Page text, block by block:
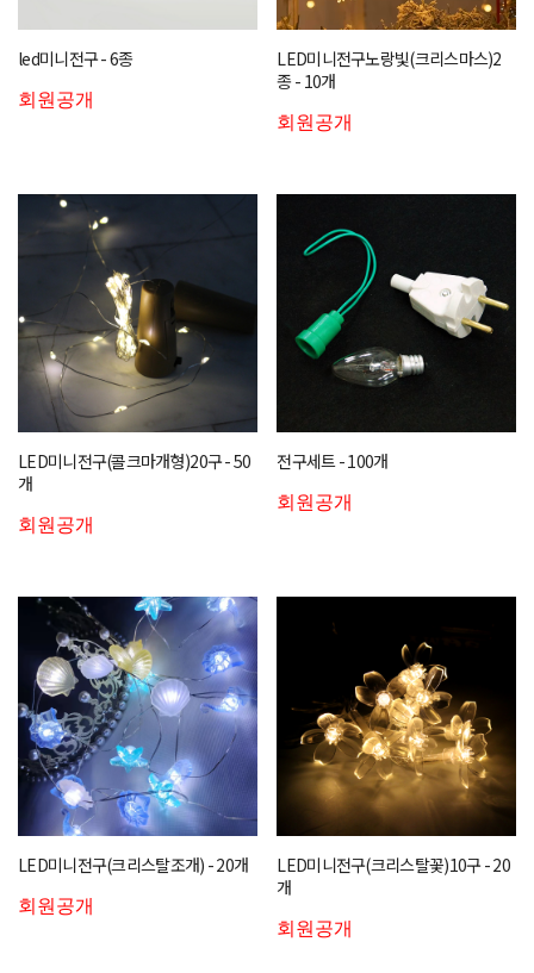
led미니전구 - 6종
회원공개
LED미니전구노랑빛(크리스마스)2
종 - 10개
회원공개
LED미니전구(콜크마개형)20구 - 50
개
회원공개
전구세트 - 100개
회원공개
LED미니전구(크리스탈조개) - 20개
회원공개
LED미니전구(크리스탈꽃)10구 - 20
개
회원공개